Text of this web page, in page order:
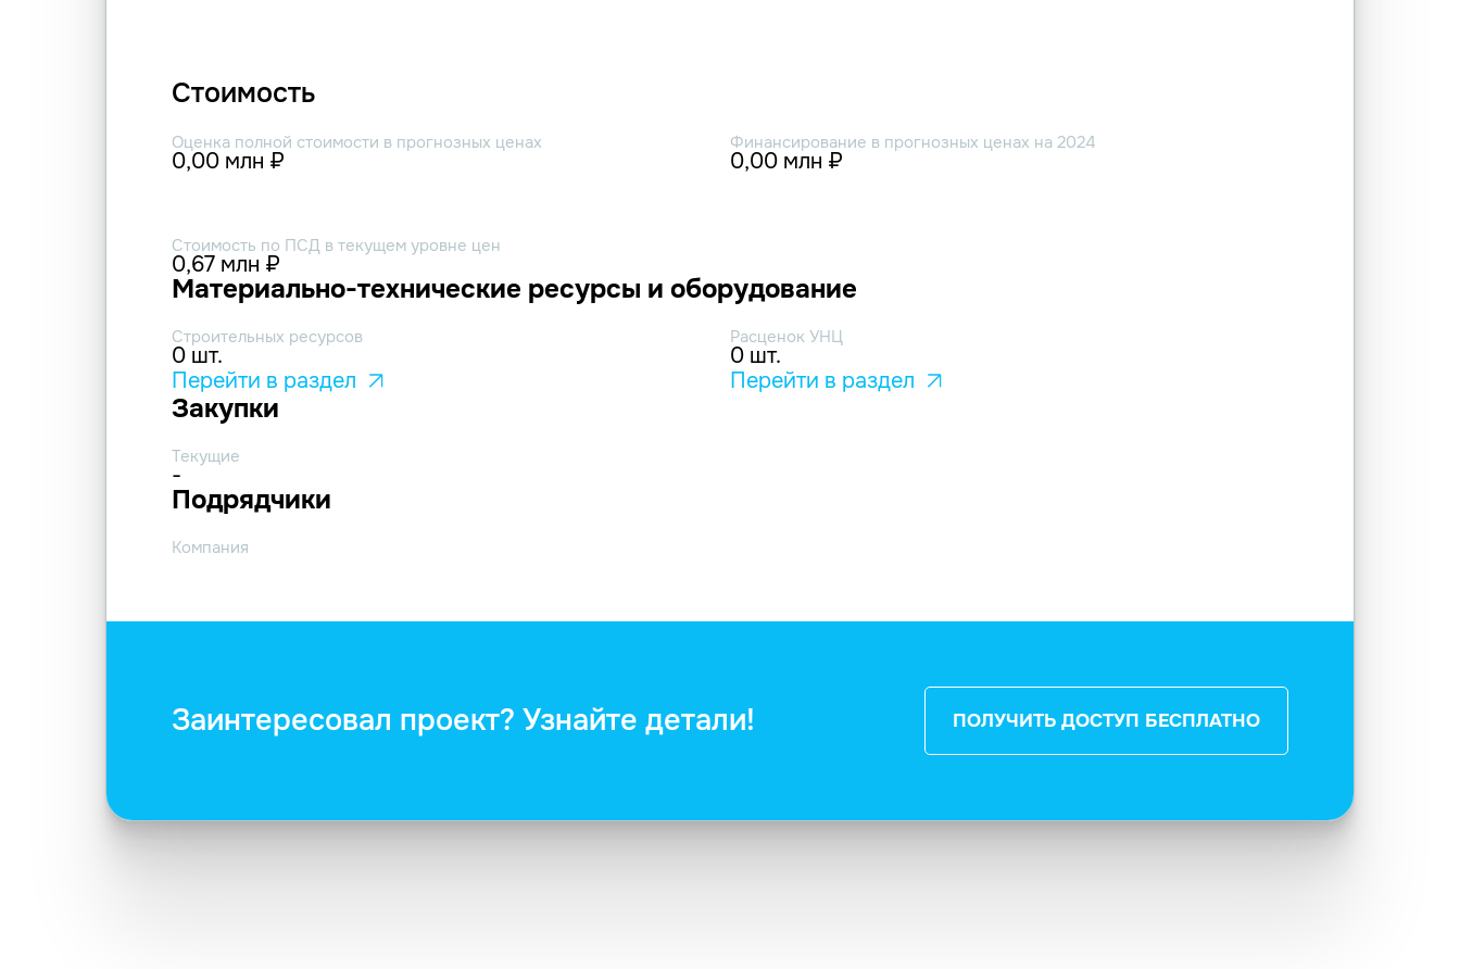
Стоимость
Оценка полной стоимости в прогнозных ценах
0,00 млн ₽
Финансирование в прогнозных ценах на 2024
0,00 млн ₽
Стоимость по ПСД в текущем уровне цен
0,67 млн ₽
Материально-технические ресурсы и оборудование
Строительных ресурсов
0 шт.
Перейти в раздел
Расценок УНЦ
0 шт.
Перейти в раздел
Закупки
Текущие
-
Подрядчики
Компания
Заинтересовал проект? Узнайте детали! ПОЛУЧИТЬ ДОСТУП БЕСПЛАТНО